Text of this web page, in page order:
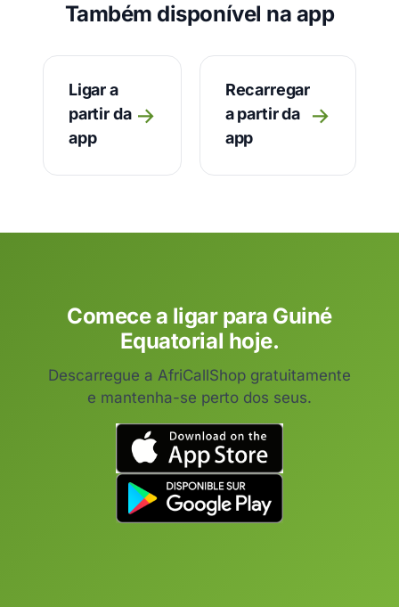
Também disponível na app
Ligar a
partir da
app
→
Recarregar
a partir da
app
→
Comece a ligar para Guiné
Equatorial hoje.
Descarregue a AfriCallShop gratuitamente
e mantenha-se perto dos seus.